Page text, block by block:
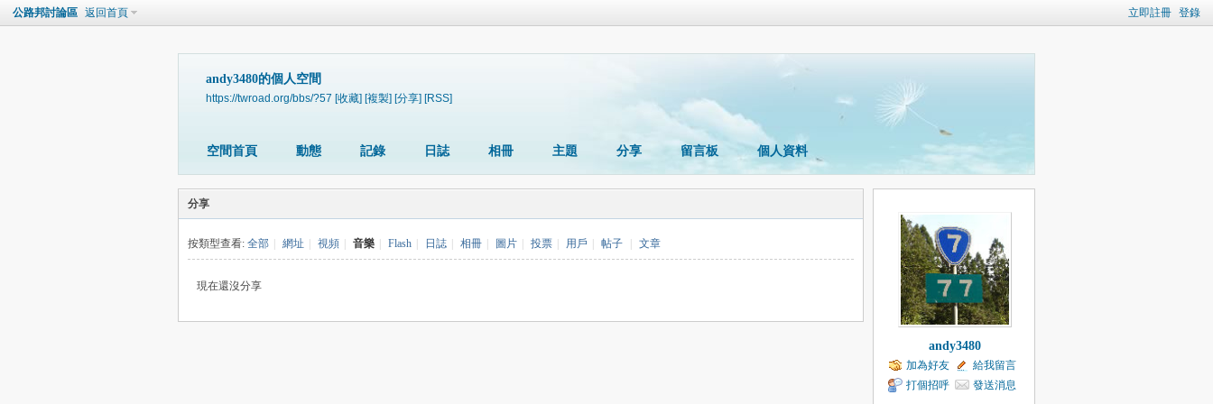
立即註冊 登錄
公路邦討論區 返回首頁
andy3480的個人空間
https://twroad.org/bbs/?57 [收藏] [複製] [分享] [RSS]
空間首頁 動態 記錄 日誌 相冊 主題 分享 留言板 個人資料
分享
按類型查看: 全部 網址 視頻 音樂 Flash 日誌 相冊 圖片 投票 用戶 帖子 文章
現在還沒分享
andy3480
加為好友
給我留言
打個招呼
發送消息